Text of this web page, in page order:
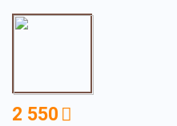
2 550